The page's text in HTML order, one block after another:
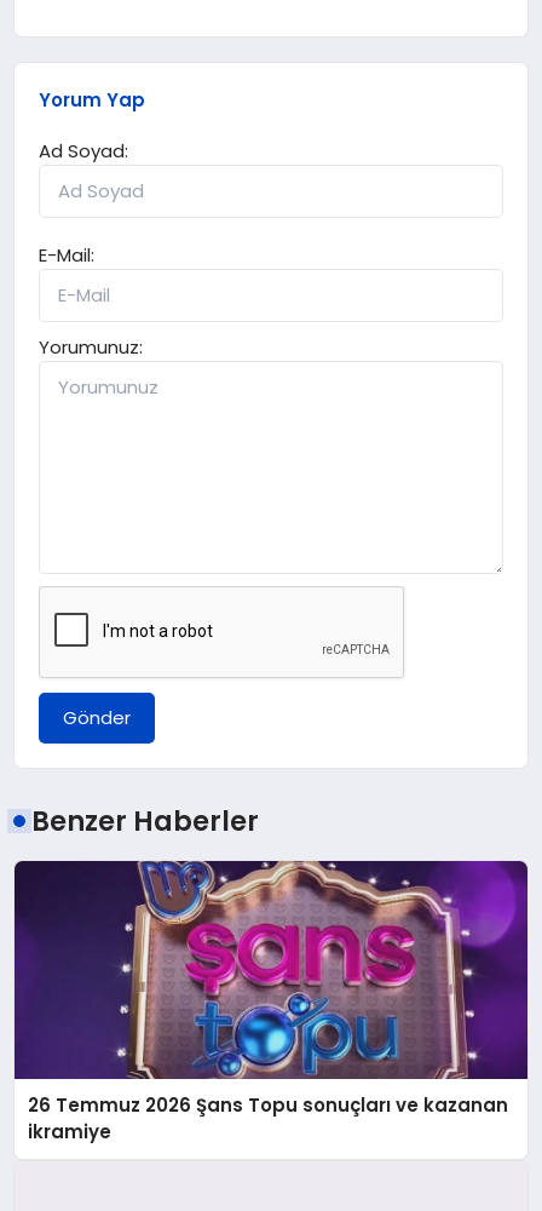
Yorum Yap
Ad Soyad:
E-Mail:
Yorumunuz:
Gönder
Benzer Haberler
26 Temmuz 2026 Şans Topu sonuçları ve kazanan
ikramiye